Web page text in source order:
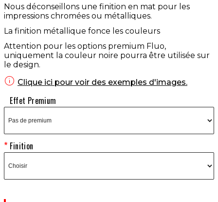
Nous déconseillons une finition en mat pour les
impressions chromées ou métalliques.
La finition métallique fonce les couleurs
Attention pour les options premium Fluo,
uniquement la couleur noire pourra être utilisée sur
le design.
 Clique ici pour voir des exemples d'images.
Effet Premium
Finition